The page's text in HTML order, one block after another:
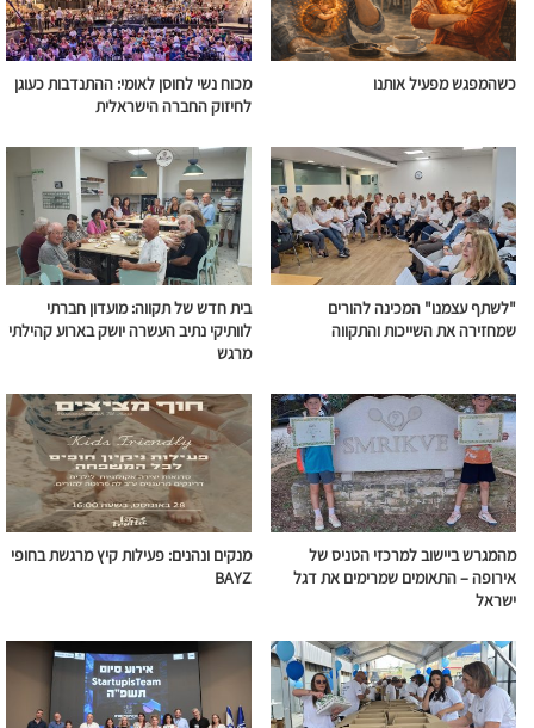
כשהמפגש מפעיל אותנו
מכוח נשי לחוסן לאומי: ההתנדבות כעוגן
לחיזוק החברה הישראלית
"לשתף עצמנו" המכינה להורים
שמחזירה את השייכות והתקווה
בית חדש של תקווה: מועדון חברתי
לוותיקי נתיב העשרה יושק בארוע קהילתי
מרגש
מהמגרש ביישוב למרכזי הטניס של
אירופה – התאומים שמרימים את דגל
ישראל
מנקים ונהנים: פעילות קיץ מרגשת בחופי
BAYZ